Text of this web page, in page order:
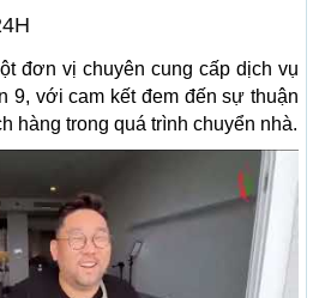
đơn vị chuyên cung cấp dịch vụ
9, với cam kết đem đến sự thuận
hàng trong quá trình chuyển nhà.